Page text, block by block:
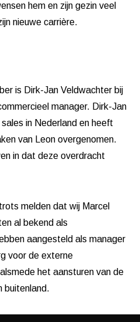
hem en zijn gezin veel
nieuwe carrière.
is Dirk-Jan Veldwachter bij
manager. Dirk-Jan
in Nederland en heeft
van Leon overgenomen.
in dat deze overdracht
melden dat wij Marcel
al bekend als
aangesteld als manager
voor de externe
het aansturen van de
buitenland.